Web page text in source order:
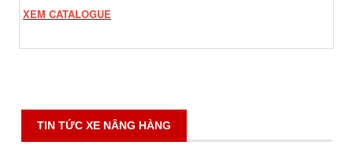
XEM CATALOGUE
TIN TỨC XE NÂNG HÀNG